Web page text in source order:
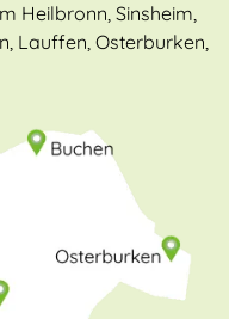
Heilbronn, Sinsheim,
Lauffen, Osterburken,